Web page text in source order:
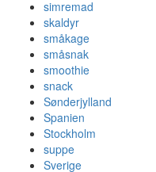
simremad
skaldyr
småkage
småsnak
smoothie
snack
Sønderjylland
Spanien
Stockholm
suppe
Sverige